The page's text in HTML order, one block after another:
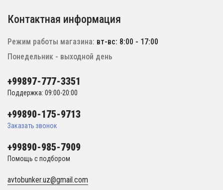
Контактная информация
Режим работы магазина: вт-вс: 8:00 - 17:00
Понедельник - выходной день
+99897-777-3351
Поддержка: 09:00-20:00
+99890-175-9713
Заказать звонок
+99890-985-7909
Помощь с подбором
avtobunker.uz@gmail.com